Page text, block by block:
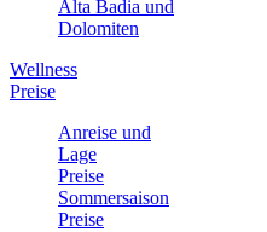
Alta Badia und
Dolomiten
Wellness
Preise
Anreise und
Lage
Preise
Sommersaison
Preise